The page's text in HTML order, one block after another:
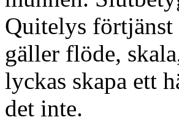
Quitelys förtjänst
gäller flöde,
lyckas skapa ett
det inte.